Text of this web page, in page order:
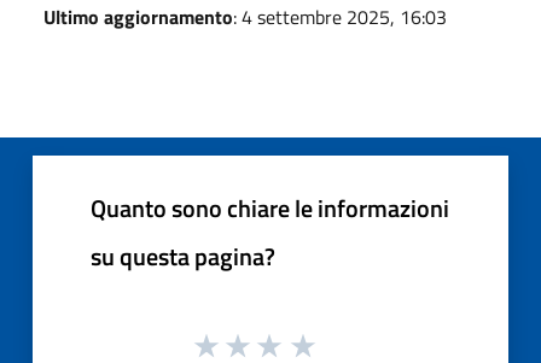
Ultimo aggiornamento: 4 settembre 2025, 16:03
Quanto sono chiare le informazioni
su questa pagina?